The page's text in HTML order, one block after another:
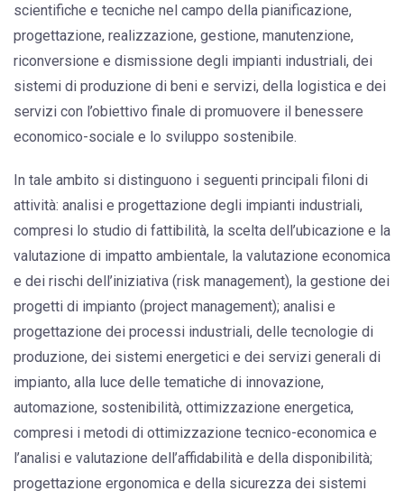
scientifiche e tecniche nel campo della pianificazione,
progettazione, realizzazione, gestione, manutenzione,
riconversione e dismissione degli impianti industriali, dei
sistemi di produzione di beni e servizi, della logistica e dei
servizi con l’obiettivo finale di promuovere il benessere
economico-sociale e lo sviluppo sostenibile.
In tale ambito si distinguono i seguenti principali filoni di
attività: analisi e progettazione degli impianti industriali,
compresi lo studio di fattibilità, la scelta dell’ubicazione e la
valutazione di impatto ambientale, la valutazione economica
e dei rischi dell’iniziativa (risk management), la gestione dei
progetti di impianto (project management); analisi e
progettazione dei processi industriali, delle tecnologie di
produzione, dei sistemi energetici e dei servizi generali di
impianto, alla luce delle tematiche di innovazione,
automazione, sostenibilità, ottimizzazione energetica,
compresi i metodi di ottimizzazione tecnico-economica e
l’analisi e valutazione dell’affidabilità e della disponibilità;
progettazione ergonomica e della sicurezza dei sistemi